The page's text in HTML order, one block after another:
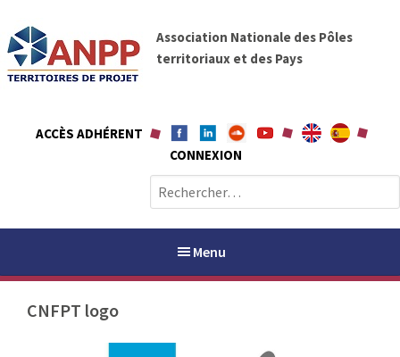
t
A
N
P
P
Association Nationale des Pôles
territoriaux et des Pays
ACCÈS ADHÉRENT
CONNEXION
e
c
Menu
PAYS / PETR
CNFPT logo